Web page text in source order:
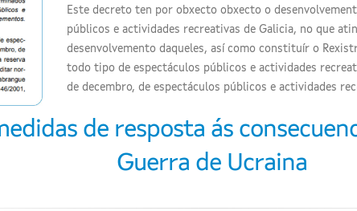
Este decreto ten por obxecto obxecto o
públicos e actividades recreativas de Galicia, no que
desenvolvemento daqueles, así como constituír o
todo tipo de espectáculos públicos e actividades
de decembro, de espectáculos públicos e actividades
de resposta ás
Guerra de Ucraina